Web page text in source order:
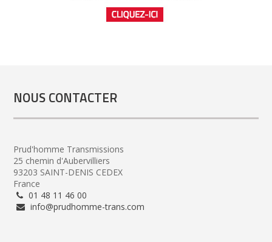
NOUS CONTACTER
Prud'homme Transmissions
25 chemin d'Aubervilliers
93203 SAINT-DENIS CEDEX
France
01 48 11 46 00
info@prudhomme-trans.com